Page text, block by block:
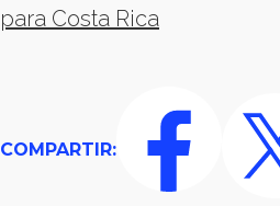
para Costa Rica
COMPARTIR: